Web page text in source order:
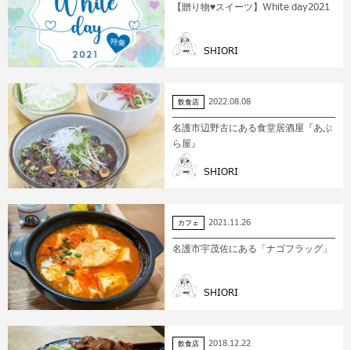
【贈り物♥スイーツ】White day2021
SHIORI
飲食店 2022.08.08
名護市辺野古にある食堂居酒屋『あぶ
ら屋』
SHIORI
カフェ 2021.11.26
名護市宇茂佐にある「ナゴフラッグ」
SHIORI
飲食店 2018.12.22